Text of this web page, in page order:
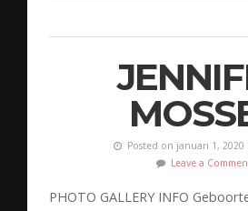
Posted on januari 1, 2020
Leave a
PHOTO GALLERY INFO